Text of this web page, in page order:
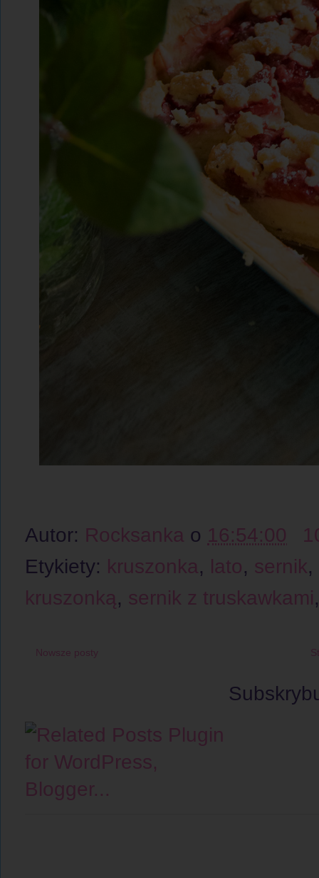
Autor: Rocksanka o 16:54:00
Etykiety: kruszonka, lato, sernik,
kruszonką, sernik z truskawkami
Nowsze posty